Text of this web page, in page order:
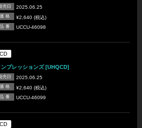
売日 2025.06.25
価 格 ¥2,640 (税込)
品 番 UCCU-46098
CD
ンプレッションズ [UHQCD]
売日 2025.06.25
価 格 ¥2,640 (税込)
品 番 UCCU-46099
CD